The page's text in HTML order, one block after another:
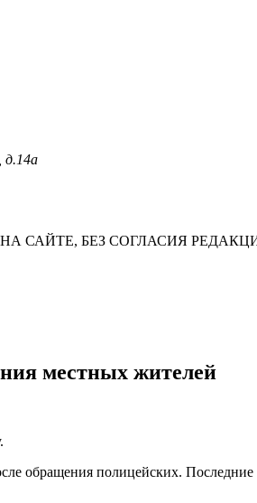
д.14а
САЙТЕ, БЕЗ СОГЛАСИЯ
местных жителей
обращения полицейских.